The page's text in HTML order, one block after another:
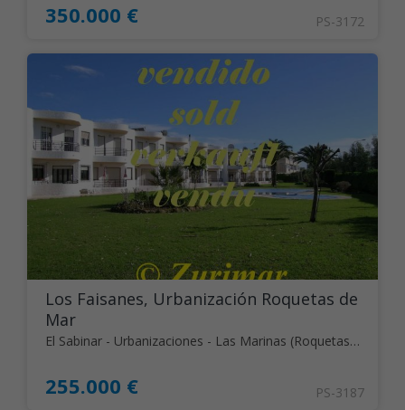
350.000 € PS-3172
Los Faisanes, Urbanización Roquetas de
Mar
El Sabinar - Urbanizaciones - Las Marinas (Roquetas de Mar)
255.000 € PS-3187